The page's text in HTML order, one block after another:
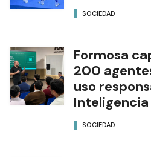
SOCIEDAD
Formosa
200
uso
SOCIEDAD